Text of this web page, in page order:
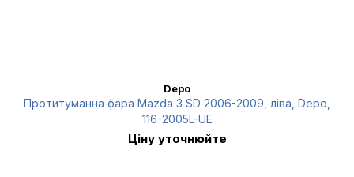
Depo
Протитуманна фара Mazda 3 SD 2006-2009, ліва, Depo,
116-2005L-UE
Ціну уточнюйте